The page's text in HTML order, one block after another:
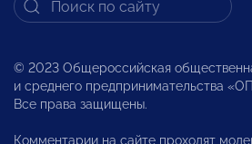
© 2023 Общероссийская
и среднего предпринимательства
Все права защищены.
Комментарии на сайте проходят